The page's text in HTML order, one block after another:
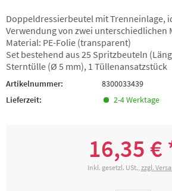
Doppeldressierbeutel mit Trenneinlage,
Verwendung von zwei unterschiedlichen
Material: PE-Folie (transparent)
Set bestehend aus 25 Spritzbeuteln
Sterntülle (Ø 5 mm), 1 Tüllenansatzstück
Artikelnummer:
8300033439
Lieferzeit:
2-4 Werktage
16,35 €
Inkl. gesetzl. USt., zzgl.